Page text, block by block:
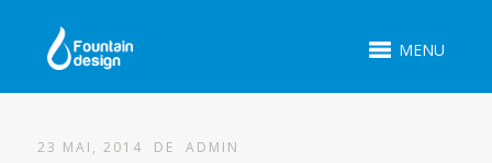
MENU
23 MAI, 2014 DE ADMIN